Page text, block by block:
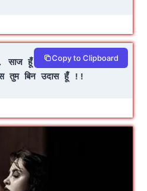
साज हूँ या आवाज हूँ
तुम बिन उदास हूँ !!
Copy to Clipboard